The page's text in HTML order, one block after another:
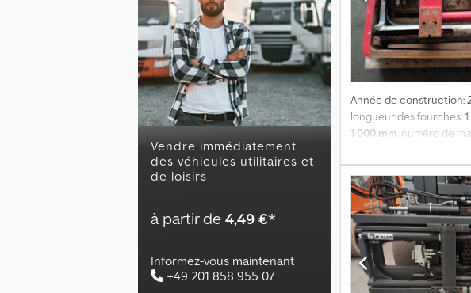
Vendre immédiatement
des véhicules utilitaires et
de loisirs
à partir de4,49 €*
Informez-vous maintenant
+49 201 858 955 07
Année de construction:
longueur des fourches:
1 000 mm, numéro de
, Sous réserve de
(plage d’ouverture de